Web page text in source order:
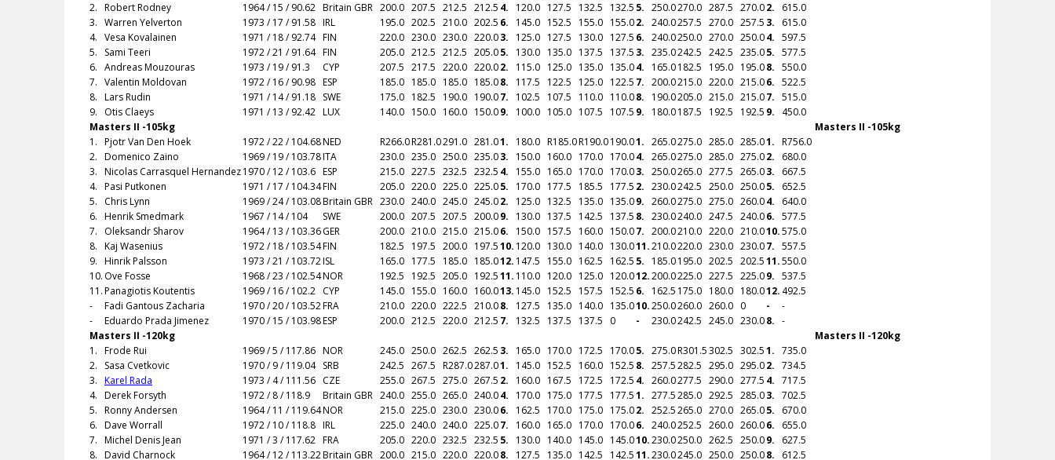
2. Robert Rodney 1964 / 15 / 90.62 Britain GBR 200.0 207.5 212.5 212.5 4. 120.0 127.5 132.5 132.5 5. 250.0270.0 287.5 270.02.
615.0
3. Warren Yelverton 1973 / 17 / 91.58 IRL 195.0 202.5 210.0 202.5 6. 145.0 152.5 155.0 155.02. 240.0257.5 270.0 257.5 3.
615.0
4. Vesa Kovalainen 1971 / 18 / 92.74 FIN 220.0 230.0 230.0 220.03. 125.0 127.5 130.0 127.5 6. 240.0250.0 270.0 250.04. 597.5
5.
Sami Teeri 1972 / 21 / 91.64 FIN 205.0 212.5 212.5 205.05. 130.0 135.0 137.5 137.5 3. 235.0242.5 242.5 235.05. 577.5
6. Andreas Mouzouras 1973 / 19 / 91.3 CYP 207.5 217.5 220.0 220.02. 115.0 125.0 135.0 135.04. 165.0182.5 195.0 195.08. 550.0
7. Valentin Moldovan 1972 / 16 / 90.98 ESP 185.0 185.0 185.0 185.08. 117.5 122.5 125.0 122.5 7. 200.0215.0 220.0 215.06. 522.5
8. Lars Rudin 1971 / 14 / 91.18 SWE 175.0 182.5 190.0 190.07. 102.5 107.5 110.0 110.08. 190.0205.0 215.0 215.07. 515.0
9.
Otis Claeys 1971 / 13 / 92.42 LUX 140.0 150.0 160.0 150.09. 100.0 105.0 107.5 107.5 9. 180.0187.5 192.5 192.5 9.
450.0
Masters II -105kg
Masters II -105kg
1. Pjotr Van Den Hoek 1972 / 22 / 104.68NED R266.0R281.0291.0 281.01. 180.0 R185.0R190.0190.01. 265.0275.0 285.0 285.01. R756.0
2. Domenico Zaino 1969 / 19 / 103.78ITA 230.0 235.0 250.0 235.03. 150.0 160.0 170.0 170.04. 265.0275.0 285.0 275.02.
680.0
3. Nicolas Carrasquel Hernandez1970 / 12 / 103.6 ESP 215.0 227.5 232.5 232.5 4. 155.0 165.0 170.0 170.03. 250.0265.0 277.5 265.03.
667.5
4. Pasi Putkonen 1971 / 17 / 104.34FIN 205.0 220.0 225.0 225.05. 170.0 177.5 185.5 177.5 2. 230.0242.5 250.0 250.05.
652.5
5.
Chris Lynn 1969 / 24 / 103.08Britain GBR 230.0 240.0 245.0 245.02. 125.0 132.5 135.0 135.09. 260.0275.0 275.0 260.04.
640.0
6. Henrik Smedmark 1967 / 14 / 104 SWE 200.0 207.5 207.5 200.09. 130.0 137.5 142.5 137.5 8. 230.0240.0 247.5 240.06. 577.5
7.
Oleksandr Sharov 1964 / 13 / 103.36GER 200.0 210.0 215.0 215.06. 150.0 157.5 160.0 150.07. 200.0210.0 220.0 210.010.575.0
8. Kaj Wasenius 1972 / 18 / 103.54FIN 182.5 197.5 200.0 197.510. 120.0 130.0 140.0 130.011.210.0220.0 230.0 230.07. 557.5
9. Hinrik Palsson 1973 / 21 / 103.72ISL 165.0 177.5 185.0 185.012. 147.5 155.0 162.5 162.5 5. 185.0195.0 202.5 202.511.550.0
10. Ove Fosse 1968 / 23 / 102.54NOR 192.5 192.5 205.0 192.511. 110.0 120.0 125.0 120.012.200.0225.0 227.5 225.09. 537.5
11.Panagiotis Koutentis 1969 / 16 / 102.2 CYP 145.0 155.0 160.0 160.013. 145.0 152.5 157.5 152.5 6. 162.5 175.0 180.0 180.012. 492.5
-
Fadi Gantous Zacharia 1970 / 20 / 103.52FRA 210.0 220.0 222.5 210.08. 127.5 135.0 140.0 135.010.250.0260.0 260.0 0 -
-
-
Eduardo Prada Jimenez 1970 / 15 / 103.98ESP 200.0 212.5 220.0 212.5 7. 132.5 137.5 137.5 0 - 230.0242.5 245.0 230.08. -
Masters II -120kg
Masters II -120kg
1. Frode Rui 1969 / 5 / 117.86 NOR 245.0 250.0 262.5 262.5 3. 165.0 170.0 172.5 170.05. 275.0R301.5302.5 302.51. 735.0
2.
Sasa Cvetkovic 1970 / 9 / 119.04 SRB 242.5 267.5 R287.0287.01. 145.0 152.5 160.0 152.5 8. 257.5282.5 295.0 295.02. 734.5
3. Karel Rada 1973 / 4 / 111.56 CZE 255.0 267.5 275.0 267.5 2. 160.0 167.5 172.5 172.5 4. 260.0277.5 290.0 277.5 4. 717.5
4. Derek Forsyth 1972 / 8 / 118.9 Britain GBR 240.0 255.0 265.0 240.04. 170.0 175.0 177.5 177.51. 277.5285.0 292.5 285.03. 702.5
5. Ronny Andersen 1964 / 11 / 119.64NOR 215.0 225.0 230.0 230.06. 162.5 170.0 175.0 175.02. 252.5265.0 270.0 265.05.
670.0
6. Dave Worrall 1972 / 10 / 118.8 IRL 225.0 240.0 240.0 225.07. 160.0 165.0 170.0 170.06. 240.0252.5 260.0 260.06.
655.0
7. Michel Denis Jean 1971 / 3 / 117.62 FRA 205.0 220.0 232.5 232.5 5. 130.0 140.0 145.0 145.010.230.0250.0 262.5 250.09.
627.5
8. David Charnock 1964 / 12 / 113.22Britain GBR 200.0 215.0 220.0 220.08. 127.5 135.0 142.5 142.511.230.0245.0 250.0 250.08. 612.5